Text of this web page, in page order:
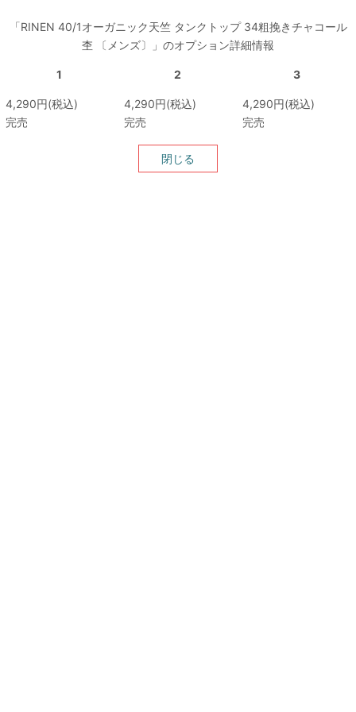
「RINEN 40/1オーガニック天竺 タンクトップ 34粗挽きチャコール
杢 〔メンズ〕」のオプション詳細情報
1 2 3
4,290円(税込)
完売
4,290円(税込)
完売
4,290円(税込)
完売
閉じる